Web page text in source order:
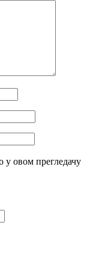
у овом прегледачу